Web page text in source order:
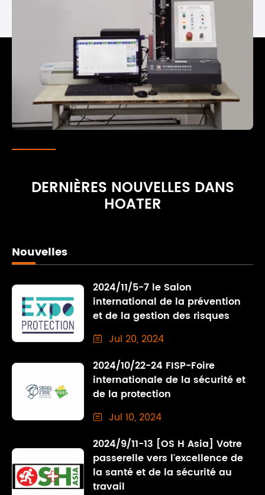
DERNIÈRES NOUVELLES DANS
HOATER
Nouvelles
2024/11/5-7 le Salon
international de la prévention
et de la gestion des risques

Jul 20, 2024
2024/10/22-24 FISP-Foire
internationale de la sécurité et
de la protection

Jul 10, 2024
2024/9/11-13 [OS H Asia] Votre
passerelle vers l'excellence de
la santé et de la sécurité au
travail